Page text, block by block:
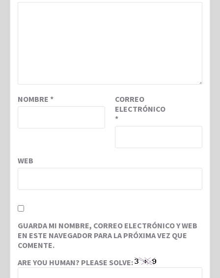
NOMBRE *
CORREO
ELECTRÓNICO
*
WEB
GUARDA MI NOMBRE, CORREO ELECTRÓNICO Y WEB
EN ESTE NAVEGADOR PARA LA PRÓXIMA VEZ QUE
COMENTE.
ARE YOU HUMAN? PLEASE SOLVE: